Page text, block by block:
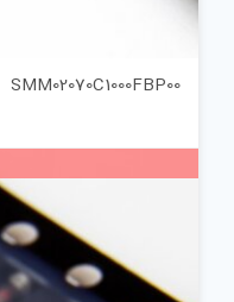
SMM02070C1000FBP00